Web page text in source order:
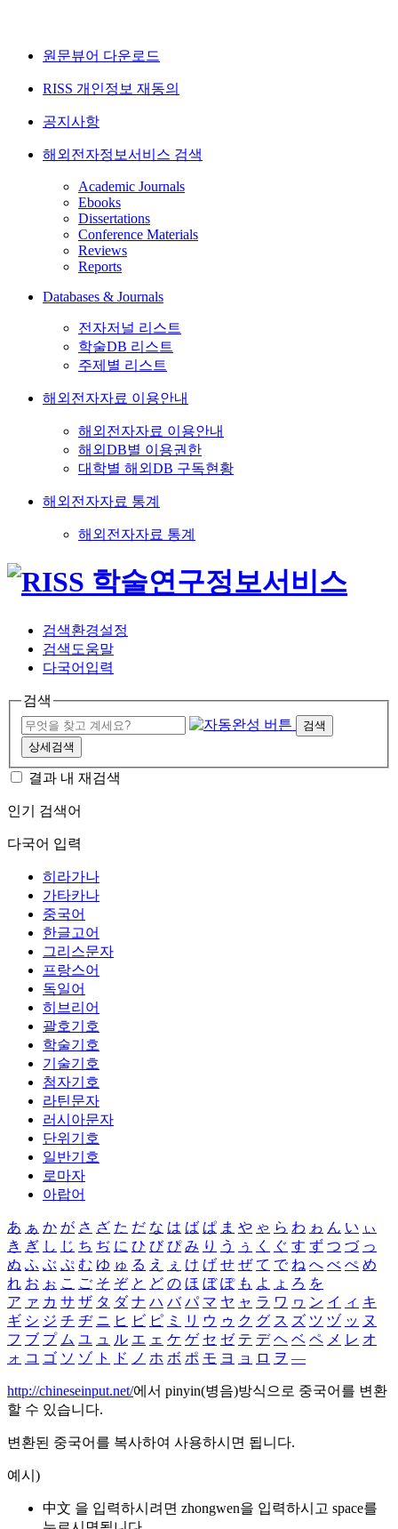
원문뷰어 다운로드
RISS 개인정보 재동의
공지사항
해외전자정보서비스 검색
Academic Journals
Ebooks
Dissertations
Conference Materials
Reviews
Reports
Databases & Journals
전자저널 리스트
학술DB 리스트
주제별 리스트
해외전자자료 이용안내
해외전자자료 이용안내
해외DB별 이용권한
대학별 해외DB 구독현황
해외전자자료 통계
해외전자자료 통계
검색환경설정
검색도움말
다국어입력
검색
검색
상세검색
결과 내 재검색
인기 검색어
다국어 입력
히라가나
가타카나
중국어
한글고어
그리스문자
프랑스어
독일어
히브리어
괄호기호
학술기호
기술기호
첨자기호
라틴문자
러시아문자
단위기호
일반기호
로마자
아랍어
あ ぁ か が さ ざ た だ な は ば ぱ ま や ゃ ら わ ゎ ん い ぃ
き ぎ し じ ち ぢ に ひ び ぴ み り う ぅ く ぐ す ず つ づ っ
ぬ ふ ぶ ぷ む ゆ ゅ る え ぇ け げ せ ぜ て で ね へ べ ぺ め
れ お ぉ こ ご そ ぞ と ど の ほ ぼ ぽ も よ ょ ろ を
ア ァ カ サ ザ タ ダ ナ ハ バ パ マ ヤ ャ ラ ワ ヮ ン イ ィ キ
ギ シ ジ チ ヂ ニ ヒ ビ ピ ミ リ ウ ゥ ク グ ス ズ ツ ヅ ッ ヌ
フ ブ プ ム ユ ュ ル エ ェ ケ ゲ セ ゼ テ デ ヘ ベ ペ メ レ オ
ォ コ ゴ ソ ゾ ト ド ノ ホ ボ ポ モ ヨ ョ ロ ヲ ―
http://chineseinput.net/에서 pinyin(병음)방식으로 중국어를 변환
할 수 있습니다.
변환된 중국어를 복사하여 사용하시면 됩니다.
예시)
中文 을 입력하시려면 zhongwen을 입력하시고 space를